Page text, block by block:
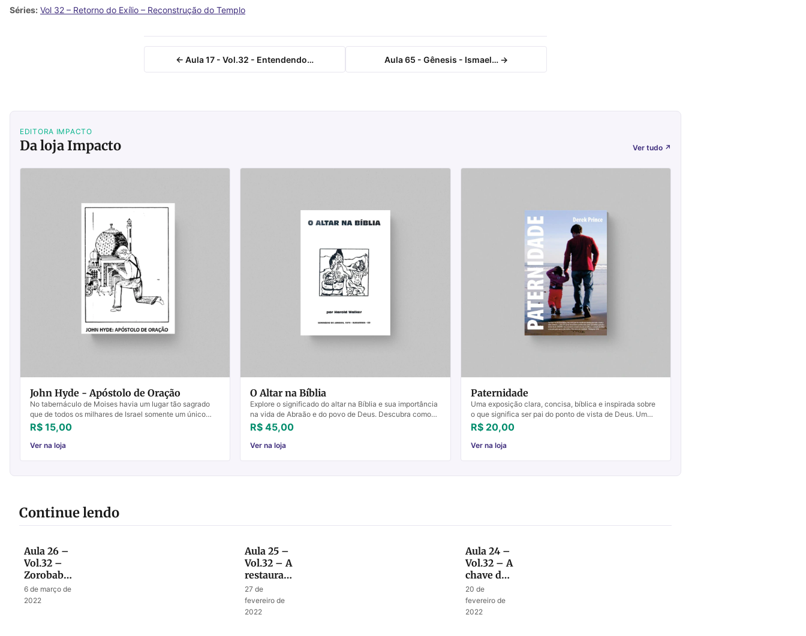
Séries: Vol 32 – Retorno do Exílio – Reconstrução do Templo
← Aula 17 - Vol.32 - Entendendo… Aula 65 - Gênesis - Ismael… →
EDITORA IMPACTO
Da loja Impacto Ver tudo ↗
John Hyde - Apóstolo de Oração
No tabernáculo de Moises havia um lugar tão sagrado
que de todos os milhares de Israel somente um único
homem tinha permissão de entrar ali; e mesmo este
hom...
R$ 15,00
Ver na loja
O Altar na Bíblia
Explore o significado do altar na Bíblia e sua importância
na vida de Abraão e do povo de Deus. Descubra como
levantar altares hoje.
R$ 45,00
Ver na loja
Paternidade
Uma exposição clara, concisa, bíblica e inspirada sobre
o que significa ser pai do ponto de vista de Deus. Um
clássico indispensável para todos os pais, jove...
R$ 20,00
Ver na loja
Continue lendo
Aula 26 –
Vol.32 –
Zorobabel
como
anel de
6 de março de
2022
Aula 25 –
Vol.32 – A
restauração
da
linhagem
de Davi
27 de
fevereiro de
2022
Aula 24 –
Vol.32 – A
chave da
santificação
e da
contaminação
20 de
fevereiro de
2022